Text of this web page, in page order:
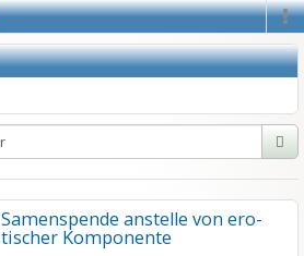
Samen­spende anstelle von ero­
tischer Kompo­nente